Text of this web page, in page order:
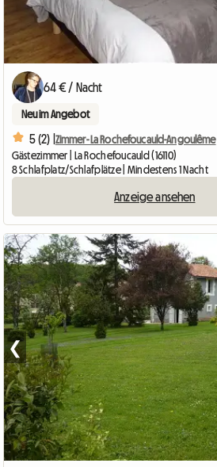
Zur Anzeige64 € / Nacht
Neu im Angebot
5 (2) | Zimmer- La Rochefoucauld-Angoulême
Gästezimmer | La Rochefoucauld (16110)
8 Schlafplatz/Schlafplätze | Mindestens 1 Nacht
Anzeige ansehen
❮